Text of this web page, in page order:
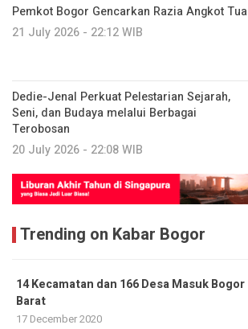
Pemkot Bogor Gencarkan Razia Angkot Tua
21 July 2026 - 22:12 WIB
Dedie-Jenal Perkuat Pelestarian Sejarah,
Seni, dan Budaya melalui Berbagai
Terobosan
20 July 2026 - 22:08 WIB
Trending on Kabar Bogor
14 Kecamatan dan 166 Desa Masuk Bogor
Barat
17 December 2020